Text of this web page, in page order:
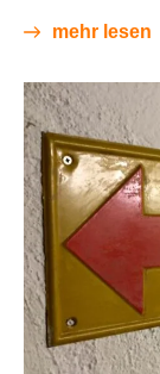
mehr lesen